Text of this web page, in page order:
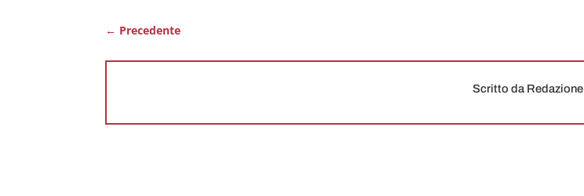
← Precedente
Scritto da Redazione